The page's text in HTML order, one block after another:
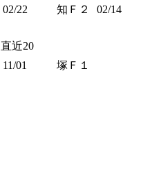
02/22 知Ｆ２ 02/14
直近20
11/01 塚Ｆ１